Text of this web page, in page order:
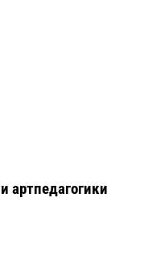
артпедагогики